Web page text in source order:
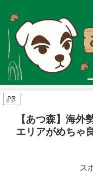
PR
【あつ森】海外
エリアがめちゃ
ス